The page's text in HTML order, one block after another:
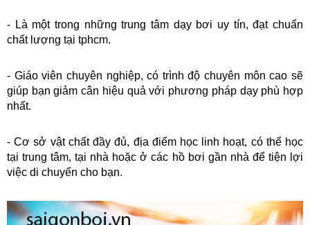
- Là một trong những trung tâm dạy bơi uy tín, đạt chuẩn
chất lượng tại tphcm.
- Giáo viên chuyên nghiệp, có trình độ chuyên môn cao sẽ
giúp bạn giảm cân hiệu quả với phương pháp dạy phù hợp
nhất.
- Cơ sở vật chất đầy đủ, địa điểm học linh hoạt, có thể học
tại trung tâm, tại nhà hoặc ở các hồ bơi gần nhà để tiện lợi
việc di chuyển cho bạn.